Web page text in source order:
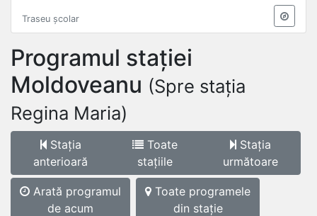
Traseu școlar
Programul stației
Moldoveanu (Spre stația
Regina Maria)
Stația
anterioară
Toate
stațiile
Stația
următoare
Arată programul
de acum
Toate programele
din stație